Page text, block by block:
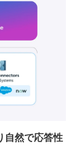
自然で応答性